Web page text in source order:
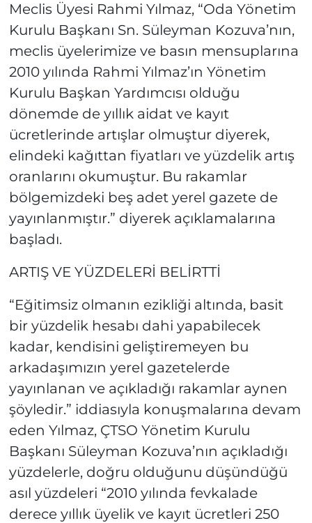
Meclis Üyesi Rahmi Yılmaz, “Oda Yönetim
Kurulu Başkanı Sn. Süleyman Kozuva’nın,
meclis üyelerimize ve basın mensuplarına
2010 yılında Rahmi Yılmaz’ın Yönetim
Kurulu Başkan Yardımcısı olduğu
dönemde de yıllık aidat ve kayıt
ücretlerinde artışlar olmuştur diyerek,
elindeki kağıttan fiyatları ve yüzdelik artış
oranlarını okumuştur. Bu rakamlar
bölgemizdeki beş adet yerel gazete de
yayınlanmıştır.” diyerek açıklamalarına
başladı.
ARTIŞ VE YÜZDELERİ BELİRTTİ
“Eğitimsiz olmanın ezikliği altında, basit
bir yüzdelik hesabı dahi yapabilecek
kadar, kendisini geliştiremeyen bu
arkadaşımızın yerel gazetelerde
yayınlanan ve açıkladığı rakamlar aynen
şöyledir.” iddiasıyla konuşmalarına devam
eden Yılmaz, ÇTSO Yönetim Kurulu
Başkanı Süleyman Kozuva’nın açıkladığı
yüzdelerle, doğru olduğunu düşündüğü
asıl yüzdeleri “2010 yılında fevkalade
derece yıllık üyelik ve kayıt ücretleri 250